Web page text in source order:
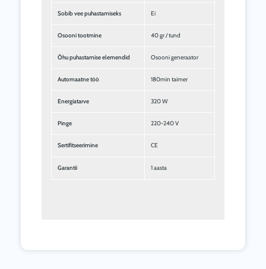
Sobib vee puhastamiseks Ei
Osooni tootmine 40 gr / tund
Õhu puhastamise elemendid Osooni generaator
Automaatne töö 180min taimer
Energiatarve 320 W
Pinge 220-240 V
Sertifitseerimine CE
Garantii 1 aasta